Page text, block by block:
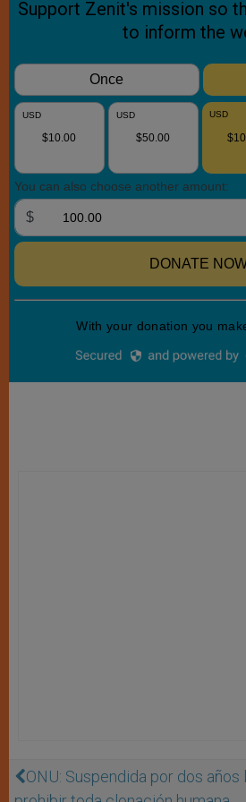
ONU: Suspendida por dos